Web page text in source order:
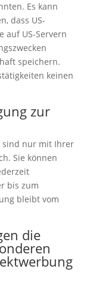
Es kann
dass US-
auf US-Servern
speichern.
keinen
zur
sind nur mit Ihrer
Sie können
bis zum
bleibt vom
die